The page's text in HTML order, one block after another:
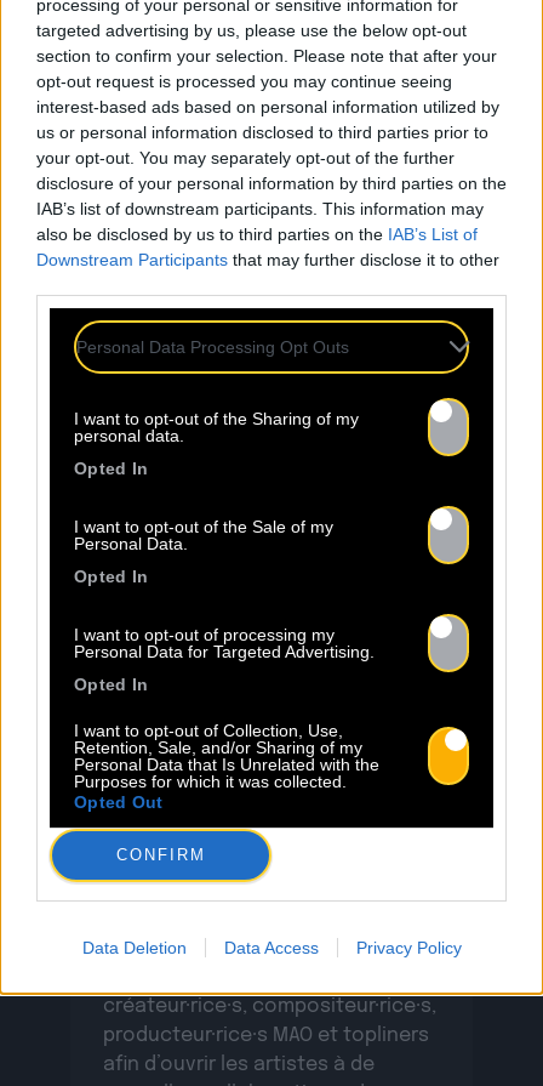
processing of your personal or sensitive information for
targeted advertising by us, please use the below opt-out
section to confirm your selection. Please note that after your
opt-out request is processed you may continue seeing
interest-based ads based on personal information utilized by
us or personal information disclosed to third parties prior to
your opt-out. You may separately opt-out of the further
disclosure of your personal information by third parties on the
IAB’s list of downstream participants. This information may
also be disclosed by us to third parties on the IAB’s List of
Downstream Participants that may further disclose it to other
Personal Data Processing Opt Outs
I want to opt-out of the Sharing of my
personal data.
Opted In
I want to opt-out of the Sale of my
Personal Data.
Opted In
I want to opt-out of processing my
Personal Data for Targeted Advertising.
Opted In
I want to opt-out of Collection, Use,
Retention, Sale, and/or Sharing of my
Personal Data that Is Unrelated with the
Purposes for which it was collected.
Opted Out
CONFIRM
Data Deletion Data Access Privacy Policy
Sopycal : aux 3 Baudets pour
French VIP Women
La Sacem, le CNM, la CSDEM et
YACAST mettent en lumière Sopycal
pour leur soirée du 10
Septembre. Trouvez ici le lien de la
Sopycal, c’est son mélange unique
célébrant la résilience avec une
Lire la suite
INSCRIPTION AU BACO WRITING
CAMP 2026 – BORDEAUX
Baco Publishing ouvre l’appel à
candidatures pour la deuxième
Bordeaux. Ce dispositif vise à
créateur·rice·s, compositeur·rice·s,
producteur·rice·s MAO et topliners
afin d’ouvrir les artistes à de